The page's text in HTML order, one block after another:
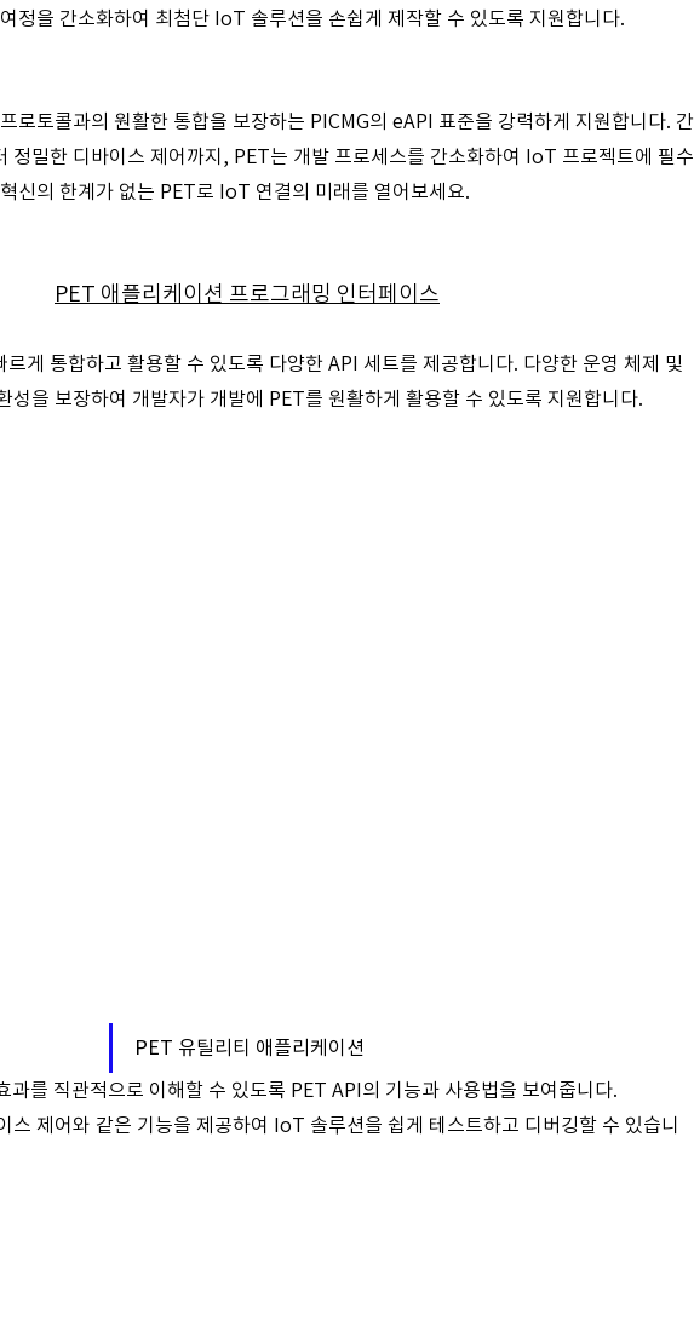
정을 간소화하여 최첨단 IoT 솔루션을 손쉽게 제작할 수 있도록 지원합니다.
로토콜과의 원활한 통합을 보장하는 PICMG의 eAPI 표준을 강력하게 지원합니다. 간
정밀한 디바이스 제어까지, PET는 개발 프로세스를 간소화하여 IoT 프로젝트에 필수
신의 한계가 없는 PET로 IoT 연결의 미래를 열어보세요.
PET 애플리케이션 프로그래밍 인터페이스
게 통합하고 활용할 수 있도록 다양한 API 세트를 제공합니다. 다양한 운영 체제 및
성을 보장하여 개발자가 개발에 PET를 원활하게 활용할 수 있도록 지원합니다.
PET 유틸리티 애플리케이션
과를 직관적으로 이해할 수 있도록 PET API의 기능과 사용법을 보여줍니다.
스 제어와 같은 기능을 제공하여 IoT 솔루션을 쉽게 테스트하고 디버깅할 수 있습니